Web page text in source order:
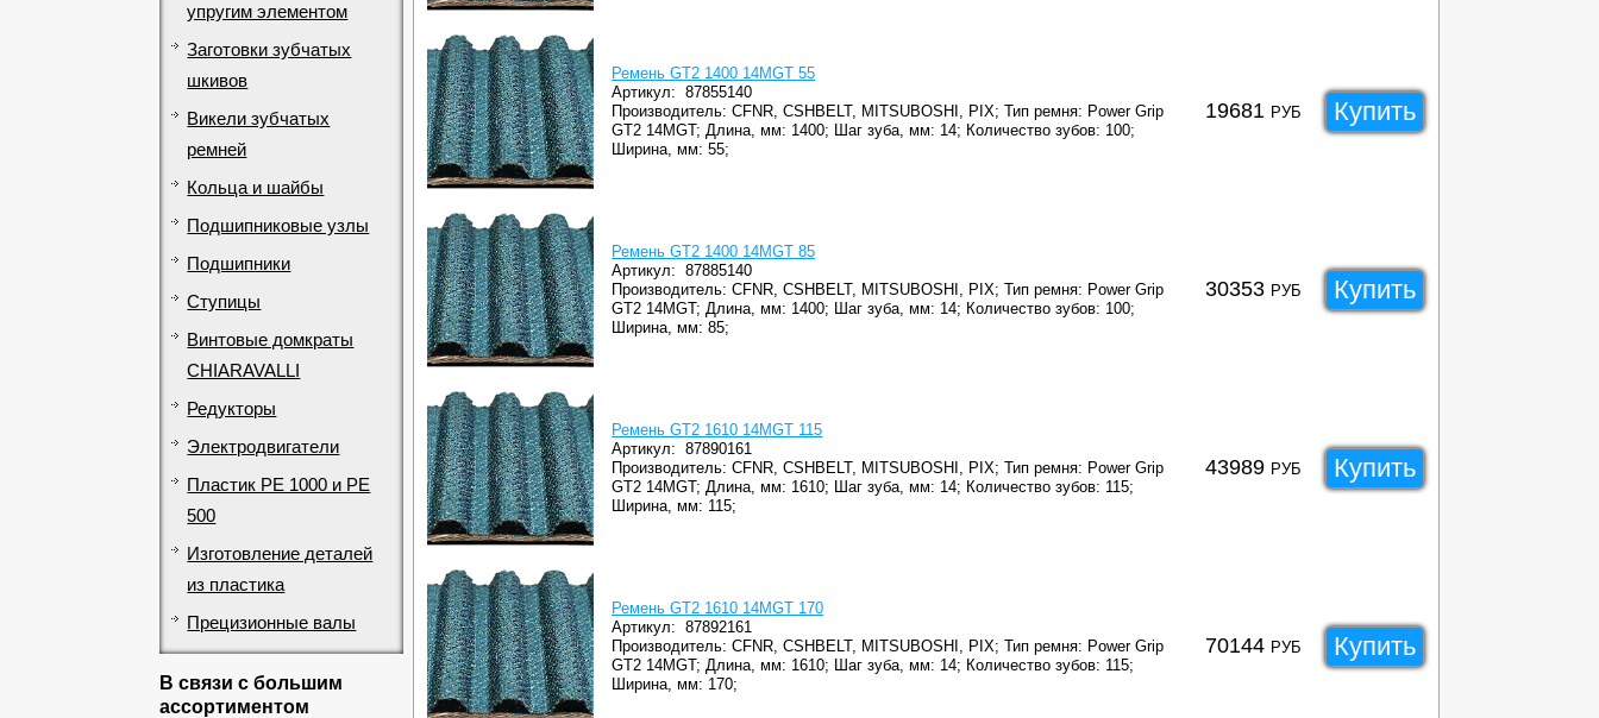
упругим элементом
Заготовки зубчатых
шкивов
Викели зубчатых
ремней
Кольца и шайбы
Подшипниковые узлы
Подшипники
Ступицы
Винтовые домкраты
CHIARAVALLI
Редукторы
Электродвигатели
Пластик PE 1000 и PE
500
Изготовление деталей
из пластика
Прецизионные валы
В связи с большим
ассортиментом
Ремень GT2 1400 14MGT 55
Артикул:87855140
Производитель: CFNR, CSHBELT, MITSUBOSHI, PIX; Тип ремня: Power Grip
GT2 14MGT; Длина, мм: 1400; Шаг зуба, мм: 14; Количество зубов: 100;
Ширина, мм: 55;
19681 РУБ Купить
Ремень GT2 1400 14MGT 85
Артикул:87885140
Производитель: CFNR, CSHBELT, MITSUBOSHI, PIX; Тип ремня: Power Grip
GT2 14MGT; Длина, мм: 1400; Шаг зуба, мм: 14; Количество зубов: 100;
Ширина, мм: 85;
30353 РУБ Купить
Ремень GT2 1610 14MGT 115
Артикул:87890161
Производитель: CFNR, CSHBELT, MITSUBOSHI, PIX; Тип ремня: Power Grip
GT2 14MGT; Длина, мм: 1610; Шаг зуба, мм: 14; Количество зубов: 115;
Ширина, мм: 115;
43989 РУБ Купить
Ремень GT2 1610 14MGT 170
Артикул:87892161
Производитель: CFNR, CSHBELT, MITSUBOSHI, PIX; Тип ремня: Power Grip
GT2 14MGT; Длина, мм: 1610; Шаг зуба, мм: 14; Количество зубов: 115;
Ширина, мм: 170;
70144 РУБ Купить